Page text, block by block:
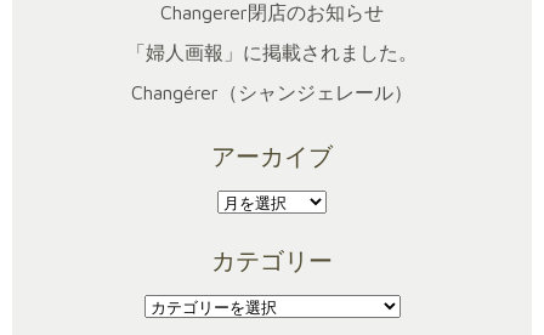
Changerer閉店のお知らせ
「婦人画報」に掲載されました。
Changérer（シャンジェレール）
アーカイブ
ア
カ
イ
ブ
カテゴリー
カ